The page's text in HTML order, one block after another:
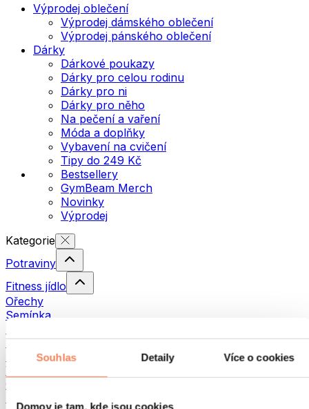
Souhlas Detaily Více o cookies
Domov je tam, kde jsou cookies
Výprodej oblečení
Výprodej dámského oblečení
Výprodej pánského oblečení
Dárky
Dárkové poukazy
Dárky pro celou rodinu
Dárky pro ni
Dárky pro něho
Na pečení a vaření
Móda a doplňky
Vybavení na cvičení
Tipy do 249 Kč
Bestsellery
GymBeam Merch
Novinky
Výprodej
Kategorie
Potraviny
Fitness jídlo
Ořechy
Semínka
Ryby
Hotová jídla
Vajíčka
Chléb a pečivo